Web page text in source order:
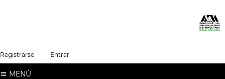
Registrarse Entrar
MENÚ